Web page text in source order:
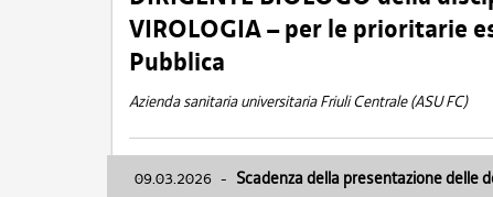
VIROLOGIA – per le prioritarie
Pubblica
Azienda sanitaria universitaria Friuli Centrale (ASU FC)
09.03.2026 - Scadenza della presentazione delle